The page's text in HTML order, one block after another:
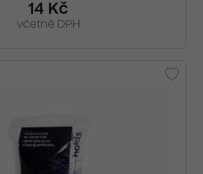
14 Kč
včetně DPH